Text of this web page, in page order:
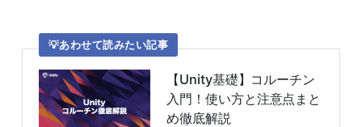
あわせて読みたい記事
【Unity基礎】コルーチン
入門！使い方と注意点まと
め徹底解説